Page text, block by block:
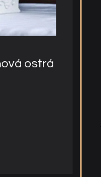
ostrá